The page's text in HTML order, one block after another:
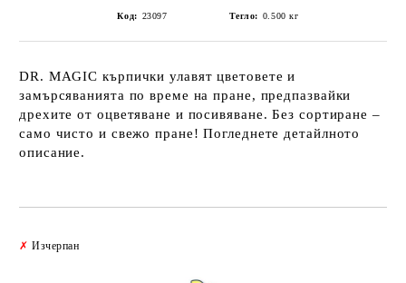
Код: 23097 Тегло: 0.500 кг
DR. MAGIC кърпички улавят цветовете и
замърсяванията по време на пране, предпазвайки
дрехите от оцветяване и посивяване. Без сортиране –
само чисто и свежо пране! Погледнете детайлното
описание.
✗ Изчерпан